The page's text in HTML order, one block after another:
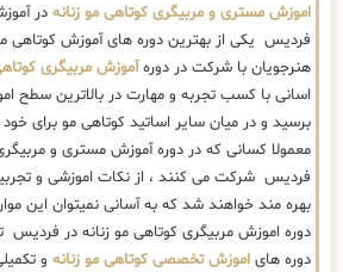
اموزش مستری و مربیگری کوتاهی مو زنانه در
فردیس یکی از بهترین دوره های آموزش کوتاهی
هنرجویان با شرکت در دورهآموزش مربیگری
اسانی با کسب تجربه و مهارت در بالاترین سطح
برسید و در میان سایر اساتید کوتاهی مو برای
معمولا کسانی که در دوره آموزش مستری و
فردیس شرکت می کنند ، از نکات اموزشی و
بهره مند خواهند شد که به آسانی نمیتوان این
دوره اموزش مربیگری کوتاهی مو زنانه در فردیس
دوره های اموزش تخصصی کوتاهی مو زنانه و